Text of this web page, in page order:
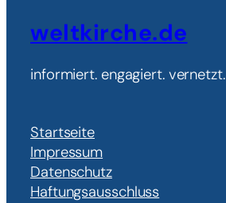
weltkirche.de
informiert. engagiert. vernetzt.
Startseite
Impressum
Datenschutz
Haftungsausschluss